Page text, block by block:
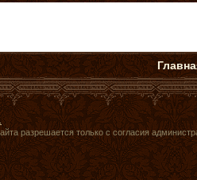
разрешается только с согласия